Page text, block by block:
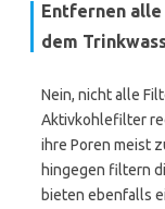
Entfernen
dem
Nein, nicht alle
Aktivkohlefilter
ihre Poren meist
hingegen filtern
bieten ebenfalls